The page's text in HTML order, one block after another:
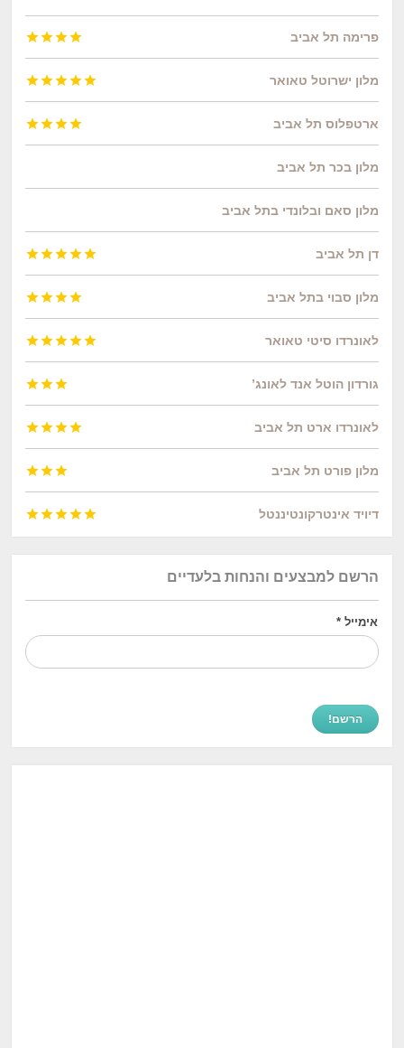
הרשם למבצעים והנחות בלעדיים
אימייל*
פרימה תל אביב 



מלון ישרוטל טאואר 




ארטפלוס תל אביב 



מלון בכר תל אביב
מלון סאם ובלונדי בתל אביב
דן תל אביב 




מלון סבוי בתל אביב 



לאונרדו סיטי טאואר 




גורדון הוטל אנד לאונג’ 


לאונרדו ארט תל אביב 



מלון פורט תל אביב 


דיויד אינטרקונטיננטל 



